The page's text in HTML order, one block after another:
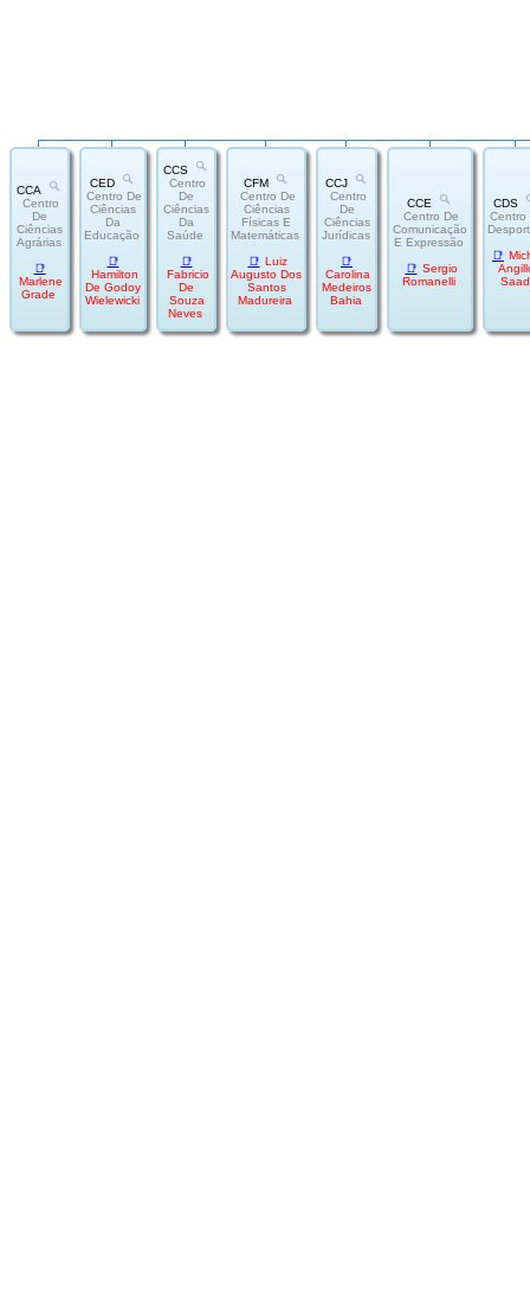
CCA
Centro
De
Ciências
Agrárias
📑
Marlene
Grade
CED
Centro De
Ciências
Da
Educação
📑
Hamilton
De Godoy
Wielewicki
CCS
Centro
De
Ciências
Da
Saúde
📑
Fabricio
De
Souza
Neves
CFM
Centro De
Ciências
Físicas E
Matemáticas
📑 Luiz
Augusto Dos
Santos
Madureira
CCJ
Centro
De
Ciências
Jurídicas
📑
Carolina
Medeiros
Bahia
CCE
Centro De
Comunicação
E Expressão
📑 Sergio
Romanelli
CDS
Centro
📑
Saad